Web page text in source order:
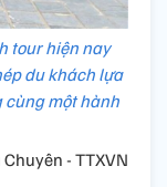
tour hiện nay
du khách lựa
cùng một hành
- TTXVN